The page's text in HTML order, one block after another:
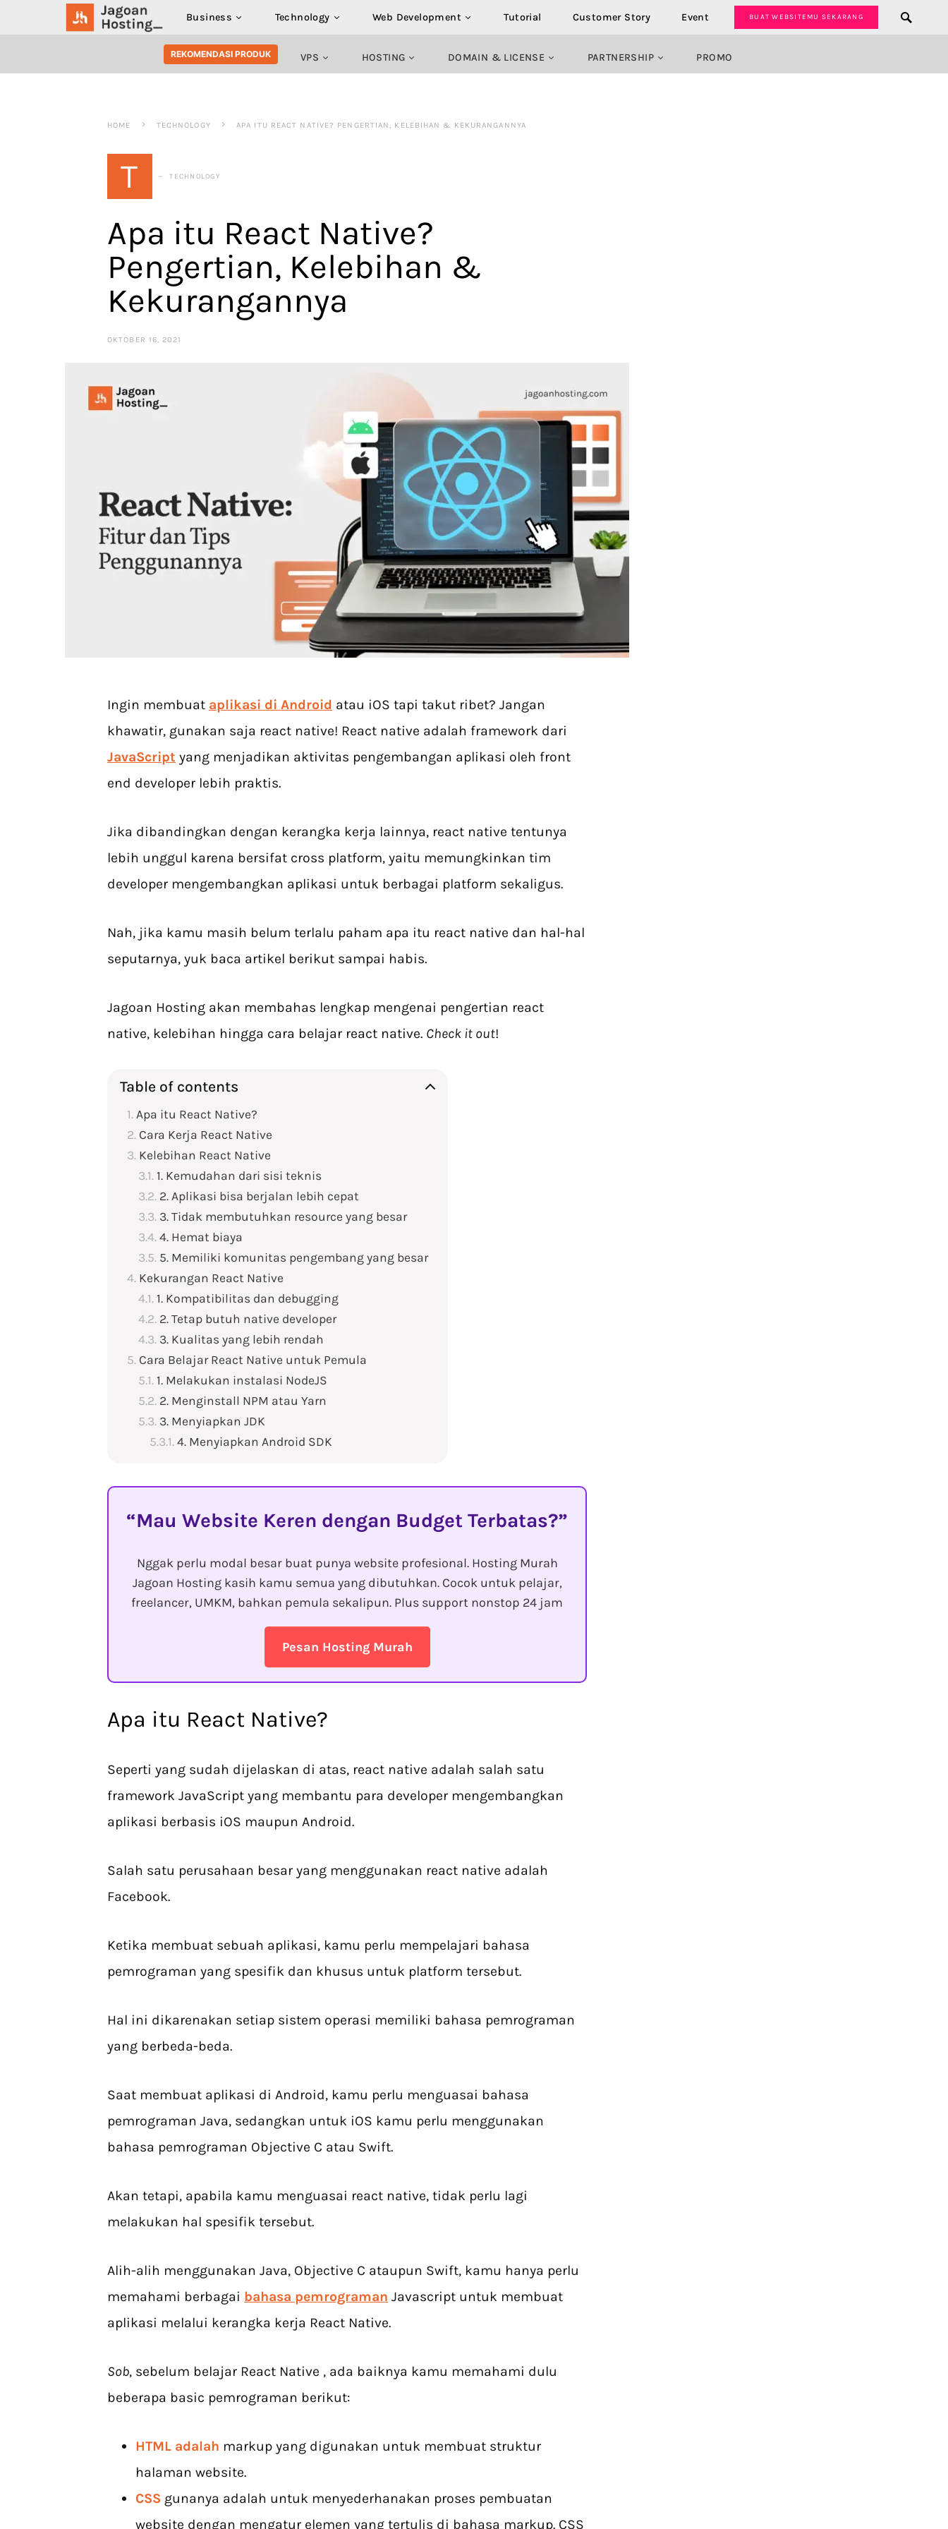
Business Technology Web Development Tutorial Customer Story Event BUAT WEBSITEMU SEKARANG
SEARCH FOR:
REKOMENDASI PRODUK VPS HOSTING DOMAIN & LICENSE PARTNERSHIP PROMO
HOME TECHNOLOGY APA ITU REACT NATIVE? PENGERTIAN, KELEBIHAN & KEKURANGANNYA
T TECHNOLOGY
Apa itu React Native?
Pengertian, Kelebihan &
Kekurangannya
OKTOBER 16, 2021
Ingin membuat aplikasi di Android atau iOS tapi takut ribet? Jangan
khawatir, gunakan saja react native! React native adalah framework dari
JavaScript yang menjadikan aktivitas pengembangan aplikasi oleh front
end developer lebih praktis.
Jika dibandingkan dengan kerangka kerja lainnya, react native tentunya
lebih unggul karena bersifat cross platform, yaitu memungkinkan tim
developer mengembangkan aplikasi untuk berbagai platform sekaligus.
Nah, jika kamu masih belum terlalu paham apa itu react native dan hal-hal
seputarnya, yuk baca artikel berikut sampai habis.
Jagoan Hosting akan membahas lengkap mengenai pengertian react
native, kelebihan hingga cara belajar react native. Check it out!
Table of contents
Apa itu React Native?
Cara Kerja React Native
Kelebihan React Native
1. Kemudahan dari sisi teknis
2. Aplikasi bisa berjalan lebih cepat
3. Tidak membutuhkan resource yang besar
4. Hemat biaya
5. Memiliki komunitas pengembang yang besar
Kekurangan React Native
1. Kompatibilitas dan debugging
2. Tetap butuh native developer
3. Kualitas yang lebih rendah
Cara Belajar React Native untuk Pemula
1. Melakukan instalasi NodeJS
2. Menginstall NPM atau Yarn
3. Menyiapkan JDK
4. Menyiapkan Android SDK
Mau Website Keren dengan Budget Terbatas?
Nggak perlu modal besar buat punya website profesional. Hosting Murah
Jagoan Hosting kasih kamu semua yang dibutuhkan. Cocok untuk pelajar,
freelancer, UMKM, bahkan pemula sekalipun. Plus support nonstop 24 jam
Pesan Hosting Murah
Apa itu React Native?
Seperti yang sudah dijelaskan di atas, react native adalah salah satu
framework JavaScript yang membantu para developer mengembangkan
aplikasi berbasis iOS maupun Android.
Salah satu perusahaan besar yang menggunakan react native adalah
Facebook.
Ketika membuat sebuah aplikasi, kamu perlu mempelajari bahasa
pemrograman yang spesifik dan khusus untuk platform tersebut.
Hal ini dikarenakan setiap sistem operasi memiliki bahasa pemrograman
yang berbeda-beda.
Saat membuat aplikasi di Android, kamu perlu menguasai bahasa
pemrograman Java, sedangkan untuk iOS kamu perlu menggunakan
bahasa pemrograman Objective C atau Swift.
Akan tetapi, apabila kamu menguasai react native, tidak perlu lagi
melakukan hal spesifik tersebut.
Alih-alih menggunakan Java, Objective C ataupun Swift, kamu hanya perlu
memahami berbagai bahasa pemrograman Javascript untuk membuat
aplikasi melalui kerangka kerja React Native.
Sob, sebelum belajar React Native , ada baiknya kamu memahami dulu
beberapa basic pemrograman berikut:
HTML adalah markup yang digunakan untuk membuat struktur
halaman website.
CSS gunanya adalah untuk menyederhanakan proses pembuatan
website dengan mengatur elemen yang tertulis di bahasa markup. CSS